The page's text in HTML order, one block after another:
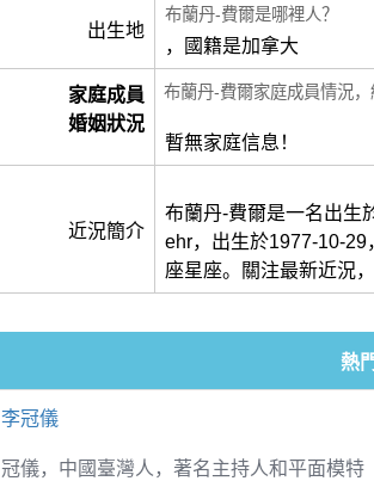
出生地
布蘭丹-費爾是哪裡人？
，國籍是加拿大
家庭成員
婚姻狀況
布蘭丹-費爾家庭成員情況
暫無家庭信息！
近況簡介
布蘭丹-費爾是一名出生
ehr，出生於1977-10-
座星座。關注最新近況
熱
李冠儀
冠儀，中國臺灣人，著名主持人和平面模特